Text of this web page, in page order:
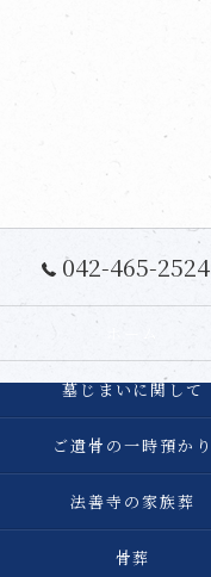
042-465-2524
墓じまいに関して
ご遺骨の一時預かり
法善寺の家族葬
骨葬